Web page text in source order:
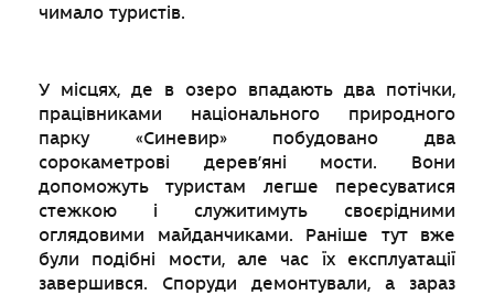
чимало туристів.
У місцях, де в озеро впадають два потічки,
працівниками національного природного
парку «Синевир» побудовано два
сорокаметрові дерев’яні мости. Вони
допоможуть туристам легше пересуватися
стежкою і служитимуть своєрідними
оглядовими майданчиками. Раніше тут вже
були подібні мости, але час їх експлуатації
завершився. Споруди демонтували, а зараз